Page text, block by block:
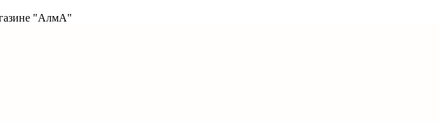
"АлмА"